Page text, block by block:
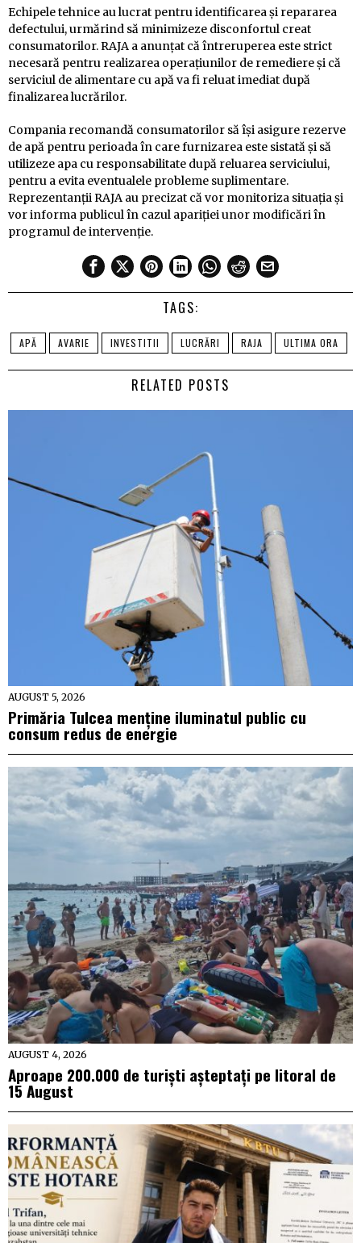
Echipele tehnice au lucrat pentru identificarea și repararea
defectului, urmărind să minimizeze disconfortul creat
consumatorilor. RAJA a anunțat că întreruperea este strict
necesară pentru realizarea operațiunilor de remediere și că
serviciul de alimentare cu apă va fi reluat imediat după
finalizarea lucrărilor.
Compania recomandă consumatorilor să își asigure rezerve
de apă pentru perioada în care furnizarea este sistată și să
utilizeze apa cu responsabilitate după reluarea serviciului,
pentru a evita eventualele probleme suplimentare.
Reprezentanții RAJA au precizat că vor monitoriza situația și
vor informa publicul în cazul apariției unor modificări în
programul de intervenție.
TAGS:
APĂ AVARIE INVESTITII LUCRĂRI RAJA ULTIMA ORA
RELATED POSTS
AUGUST 5, 2026
Primăria Tulcea menține iluminatul public cu
consum redus de energie
AUGUST 4, 2026
Aproape 200.000 de turiști așteptați pe litoral de
15 August